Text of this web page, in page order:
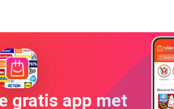
gratis app met